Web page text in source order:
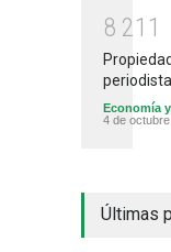
8 21 1
Economía
4 de
Últimas